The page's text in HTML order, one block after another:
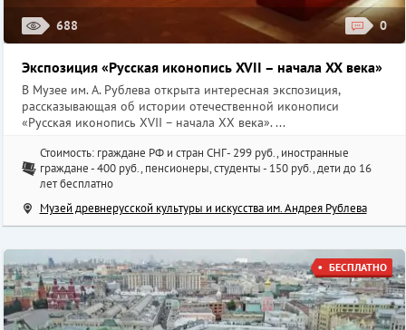
688 0
Экспозиция «Русская иконопись XVII – начала XX века»
В Музее им. А. Рублева открыта интересная экспозиция,
рассказывающая об истории отечественной иконописи
«Русская иконопись XVII – начала XX века». ...
Стоимость: граждане РФ и стран СНГ- 299 руб., иностранные
граждане - 400 руб., пенсионеры, студенты - 150 руб., дети до 16
лет бесплатно
Музей древнерусской культуры и искусства им. Андрея Рублева
БЕСПЛАТНО